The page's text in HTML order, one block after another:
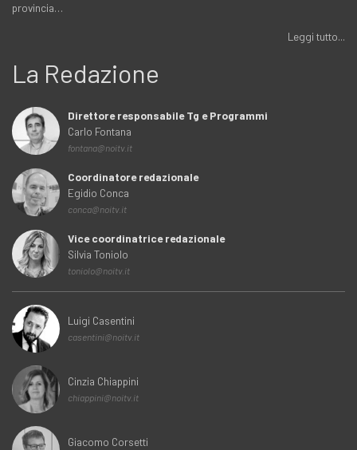
provincia…
Leggi tutto...
La Redazione
Direttore responsabile Tg e Programmi
Carlo Fontana
fontana@noitv.it
Coordinatore redazionale
Egidio Conca
conca@noitv.it
Vice coordinatrice redazionale
Silvia Toniolo
toniolo@noitv.it
Luigi Casentini
casentini@noitv.it
Cinzia Chiappini
chiappini@noitv.it
Giacomo Corsetti